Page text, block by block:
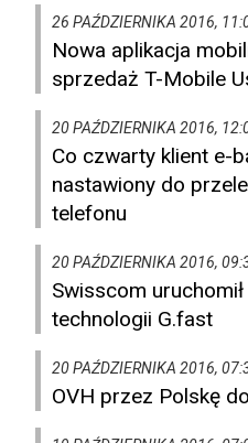
26 PAŹDZIERNIKA 2016,
Nowa aplikacja
sprzedaż T-Mobile
20 PAŹDZIERNIKA 2016,
Co czwarty klient e-
nastawiony do
telefonu
20 PAŹDZIERNIKA 2016,
Swisscom
technologii G.fast
20 PAŹDZIERNIKA 2016,
OVH przez Polskę